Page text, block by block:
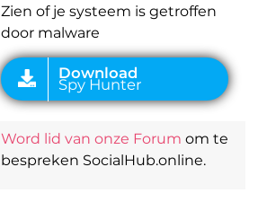
Zien of je systeem is getroffen
door malware
Word lid van onze Forum om te
bespreken SocialHub.online.